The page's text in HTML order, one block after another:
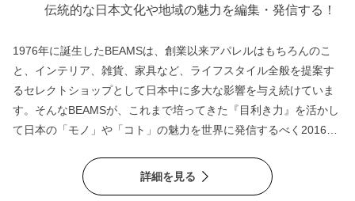
伝統的な日本文化や地域の魅力を編集・発信する！
1976年に誕生したBEAMSは、創業以来アパレルはもちろんのこ
と、インテリア、雑貨、家具など、ライフスタイル全般を提案す
るセレクトショップとして日本中に多大な影響を与え続けていま
す。そんなBEAMSが、これまで培ってきた『目利き力』を活かし
て日本の「モノ」や「コト」の魅力を世界に発信するべく2016年
展し、国内の名所・景勝地など魅力ある地域で、地元事業者とタ
ッグを組みながら土産物開発や店舗運営を行う地域共創型の出店
詳細を見る